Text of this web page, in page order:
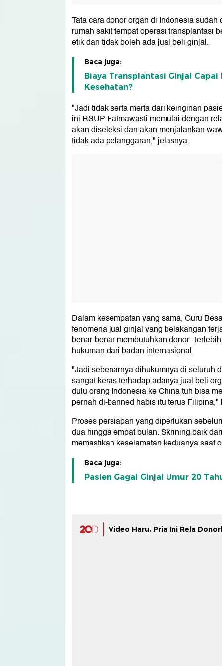
Tata cara donor organ di Indonesia
rumah sakit tempat operasi transplantasi
etik dan tidak boleh ada jual beli ginjal.
Baca juga:
Biaya Transplantasi Ginjal
Kesehatan?
"Jadi tidak serta merta dari keinginan
ini RSUP Fatmawasti memulai dengan
akan diseleksi dan akan menjalankan
tidak ada pelanggaran," jelasnya.
Dalam kesempatan yang sama, Guru
fenomena jual ginjal yang belakangan
benar-benar membutuhkan donor.
hukuman dari badan internasional.
"Jadi sebenarnya dihukumnya di seluruh
sangat keras terhadap adanya jual beli
dulu orang Indonesia ke China tuh bisa
pernah di-banned habis itu terus Filipina,"
Proses persiapan yang diperlukan
dua hingga empat bulan. Skrining baik
memastikan keselamatan keduanya saat
Baca juga:
Pasien Gagal Ginjal Umur 20
Video Haru, Pria Ini Rela